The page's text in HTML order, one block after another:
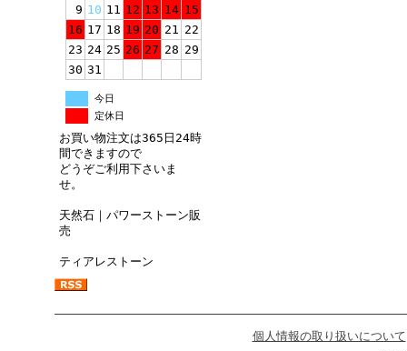
9 10 11 12 13 14 15
16 17 18 19 20 21 22
23 24 25 26 27 28 29
30 31
今日
定休日
お買い物注文は365日24時
間できますので
どうぞご利用下さいま
せ。
天然石｜パワーストーン販
売
ティアレストーン
個人情報の取り扱いについて